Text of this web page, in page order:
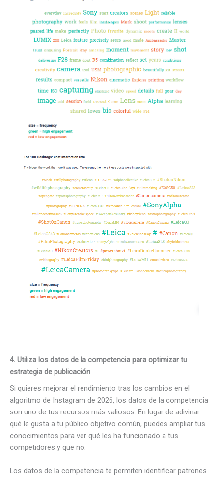
4. Utiliza los datos de la competencia para optimizar tu
estrategia de publicación
Si quieres mejorar el rendimiento tras los cambios en el
algoritmo de Instagram de 2026, los datos de la competencia
son uno de tus recursos más valiosos. En lugar de adivinar
qué le gusta a tu público objetivo común, puedes ampliar tus
conocimientos para ver qué les ha funcionado a tus
competidores y qué no.
Los datos de la competencia te permiten identificar patrones